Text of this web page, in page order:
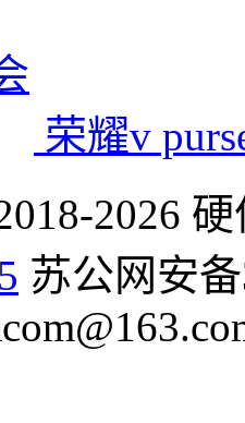
荣耀v
2026
苏公网安